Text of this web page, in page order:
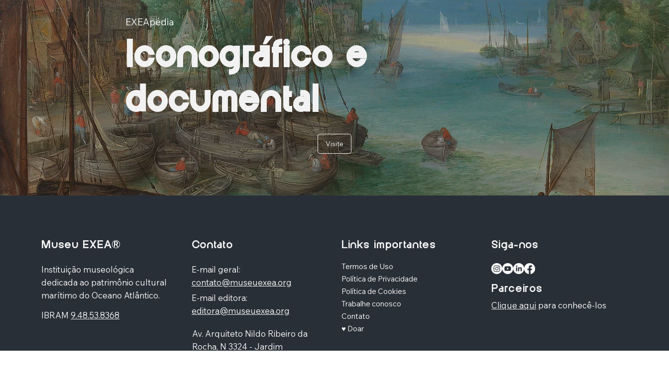
EXEApédia
Iconográfico e
documental
Visite
Museu EXEA®
Instituição museológica
dedicada ao patrimônio cultural
marítimo do Oceano Atlântico.
IBRAM9.48.53.8368
Contato
E-mail geral:
contato@museuexea.org
E-mail editora:
editora@museuexea.org
Av. Arquiteto Nildo Ribeiro da
Rocha, N 3324 - Jardim
Links importantes
Termos de Uso
Política de Privacidade
Política de Cookies
Trabalhe conosco
Contato
♥ Doar
Siga-nos
Parceiros
Clique aqui para conhecê-los